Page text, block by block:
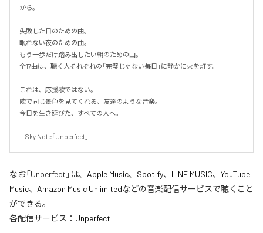
から。
失敗した日のための曲。
眠れない夜のための曲。
もう一歩だけ踏み出したい朝のための曲。
全17曲は、聴く人それぞれの「完璧じゃない毎日」に静かに火を灯す。
これは、応援歌ではない。
隣で同じ景色を見てくれる、友達のような音楽。
今日を生き延びた、すべての人へ。
-- Sky Note「Unperfect」
なお「Unperfect 」は、 Apple Music、 Spotify、 LINE MUSIC、 YouTube
Music、 Amazon Music Unlimitedなどの音楽配信サービスで聴くこと
ができる。
各配信サービス： Unperfect